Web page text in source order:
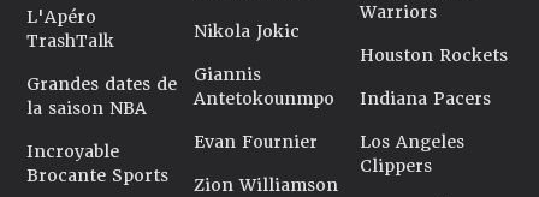
L'Apéro
TrashTalk
Grandes dates de
la saison NBA
Incroyable
Brocante Sports
Nikola Jokic
Giannis
Antetokounmpo
Evan Fournier
Zion Williamson
Warriors
Houston Rockets
Indiana Pacers
Los Angeles
Clippers